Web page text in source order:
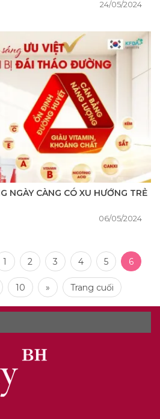
24/05/2024
NGÀY CÀNG CÓ XU HƯỚNG TRẺ
06/05/2024
1 2 3 4 5 6
10 » Trang cuối